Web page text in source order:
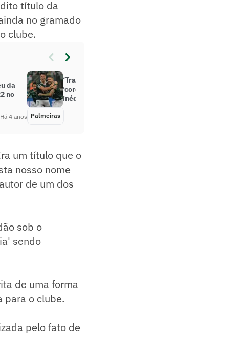
título da
no gramado
clube.
da
no
Há 4 anos
‘Trabalhador’, Zé Rafael se diz
‘coroado’ com gol de falta em título
inédito do Palmeiras
Palmeiras
um título que o
nosso nome
de um dos
sob o
sendo
de uma forma
para o clube.
pelo fato de